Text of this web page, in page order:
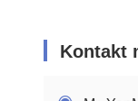
Kontakt